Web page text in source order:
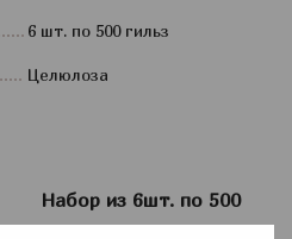
6 шт. по 500 гильз
Целюлоза
по 500